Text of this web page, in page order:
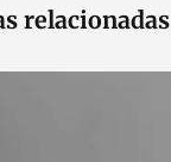
relacionadas